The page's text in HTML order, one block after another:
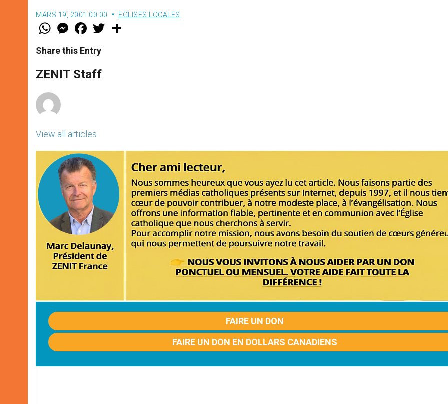
MARS 19, 2001 00:00 EGLISES LOCALES
W
t
s
p
p
M
e
s
e
g
e
F
a
e
b
o
k
w
Share this Entry
ZENIT Staff
View all articles
FAIRE UN DON
FAIRE UN DON EN DOLLARS CANADIENS